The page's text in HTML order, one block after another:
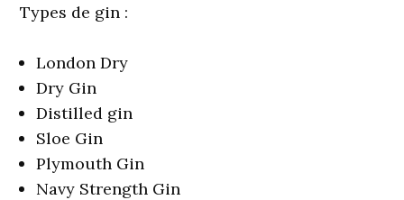
Types de gin :
London Dry
Dry Gin
Distilled gin
Sloe Gin
Plymouth Gin
Navy Strength Gin